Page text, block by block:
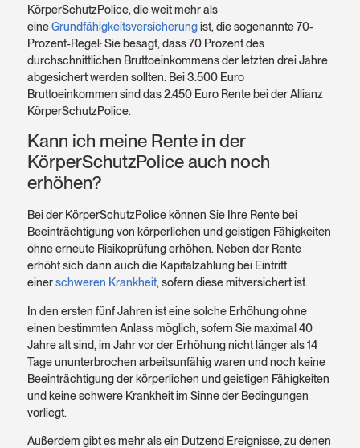
KörperSchutzPolice, die weit mehr als
eineGrundfähigkeitsversicherungist, die sogenannte 70-
Prozent-Regel: Sie besagt, dass 70 Prozent des
durchschnittlichen Bruttoeinkommens der letzten drei Jahre
abgesichert werden sollten. Bei 3.500 Euro
Bruttoeinkommen sind das 2.450 Euro Rente bei der Allianz
KörperSchutzPolice.
Kann ich meine Rente in der
KörperSchutzPolice auch noch
erhöhen?
Bei der KörperSchutzPolice können Sie Ihre Rente bei
Beeinträchtigung von körperlichen und geistigen Fähigkeiten
ohne erneute Risikoprüfung erhöhen. Neben der Rente
erhöht sich dann auch die Kapitalzahlung bei Eintritt
einerschweren Krankheit, sofern diese mitversichert ist.
In den ersten fünf Jahren ist eine solche Erhöhung ohne
einen bestimmten Anlass möglich, sofern Sie maximal 40
Jahre alt sind, im Jahr vor der Erhöhung nicht länger als 14
Tage ununterbrochen arbeitsunfähig waren und noch keine
Beeinträchtigung der körperlichen und geistigen Fähigkeiten
und keine schwere Krankheit im Sinne der Bedingungen
vorliegt.
Außerdem gibt es mehr als ein Dutzend Ereignisse, zu denen